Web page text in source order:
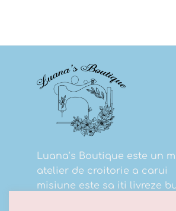
Luana’s Boutique este un
atelier de croitorie a carui
misiune este sa iti livreze